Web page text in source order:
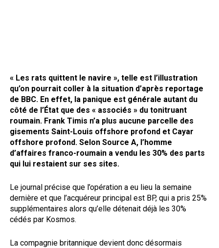
« Les rats quittent le navire », telle est l’illustration
qu’on pourrait coller à la situation d’après reportage
de BBC. En effet, la panique est générale autant du
côté de l’État que des « associés » du tonitruant
roumain. Frank Timis n’a plus aucune parcelle des
gisements Saint-Louis offshore profond et Cayar
offshore profond. Selon Source A, l’homme
d’affaires franco-roumain a vendu les 30% des parts
qui lui restaient sur ses sites.
Le journal précise que l’opération a eu lieu la semaine
dernière et que l’acquéreur principal est BP, qui a pris 25%
supplémentaires alors qu’elle détenait déjà les 30%
cédés par Kosmos.
La compagnie britannique devient donc désormais